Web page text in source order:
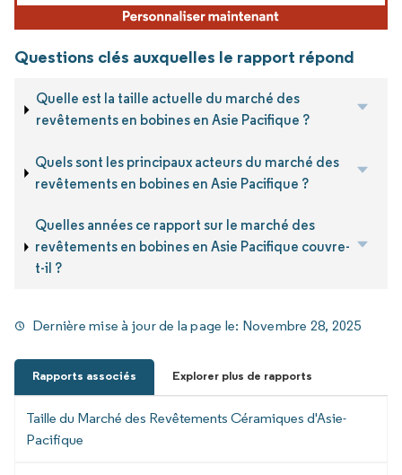
Questions clés auxquelles le rapport répond
Quelle est la taille actuelle du marché des
revêtements en bobines en Asie Pacifique ?
Quels sont les principaux acteurs du marché des
revêtements en bobines en Asie Pacifique ?
Quelles années ce rapport sur le marché des
revêtements en bobines en Asie Pacifique couvre-
t-il ?
Dernière mise à jour de la page le: Novembre 28, 2025
Rapports associés Explorer plus de rapports
Taille du Marché des Revêtements Céramiques d'Asie-
Pacifique